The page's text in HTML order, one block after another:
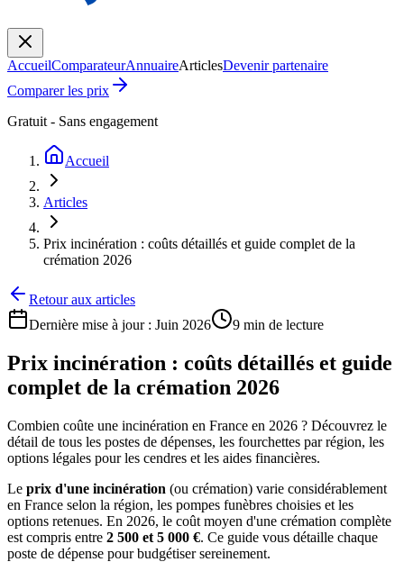
AccueilComparateurAnnuaireArticlesDevenir partenaire
Comparer les prix
Gratuit - Sans engagement
Accueil
Articles
Prix incinération : coûts détaillés et guide complet de la
crémation 2026
Retour aux articles
Dernière mise à jour : Juin 2026 9 min de lecture
Prix incinération : coûts détaillés et guide
complet de la crémation 2026
Combien coûte une incinération en France en 2026 ? Découvrez le
détail de tous les postes de dépenses, les fourchettes par région, les
options légales pour les cendres et les aides financières.
Le prix d'une incinération (ou crémation) varie considérablement
en France selon la région, les pompes funèbres choisies et les
options retenues. En 2026, le coût moyen d'une crémation complète
est compris entre 2 500 et 5 000 €. Ce guide vous détaille chaque
poste de dépense pour budgétiser sereinement.